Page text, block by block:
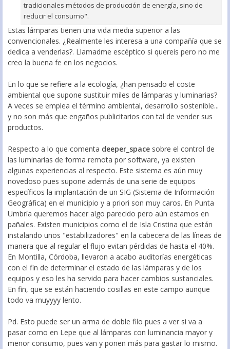
tradicionales métodos de producción de energía, sino de
reducir el consumo".
Estas lámparas tienen una vida media superior a las
convencionales. ¿Realmente les interesa a una compañía que se
dedica a venderlas?. Llamadme escéptico si quereis pero no me
creo la buena fe en los negocios.
En lo que se refiere a la ecología, ¿han pensado el coste
ambiental que supone sustituir miles de lámparas y luminarias?
A veces se emplea el término ambiental, desarrollo sostenible...
y no son más que engaños publicitarios con tal de vender sus
productos.
Respecto a lo que comenta deeper_space sobre el control de
las luminarias de forma remota por software, ya existen
algunas experiencias al respecto. Este sistema es aún muy
novedoso pues supone además de una serie de equipos
específicos la implantación de un SIG (Sistema de Información
Geográfica) en el municipio y a priori son muy caros. En Punta
Umbría queremos hacer algo parecido pero aún estamos en
pañales. Existen municipios como el de Isla Cristina que están
instalando unos "estabilizadores" en la cabecera de las líneas de
manera que al regular el flujo evitan pérdidas de hasta el 40%.
En Montilla, Córdoba, llevaron a acabo auditorías energéticas
con el fin de determinar el estado de las lámparas y de los
equipos y eso les ha servido para hacer cambios sustanciales.
En fin, que se están haciendo cosillas en este campo aunque
todo va muyyyy lento.
Pd. Esto puede ser un arma de doble filo pues a ver si va a
pasar como en Lepe que al lámparas con luminancia mayor y
menor consumo, pues van y ponen más para gastar lo mismo.